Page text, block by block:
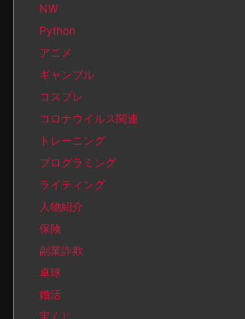
NW
Python
アニメ
ギャンブル
コスプレ
コロナウイルス関連
トレーニング
プログラミング
ライティング
人物紹介
保険
副業詐欺
卓球
婚活
宝くじ